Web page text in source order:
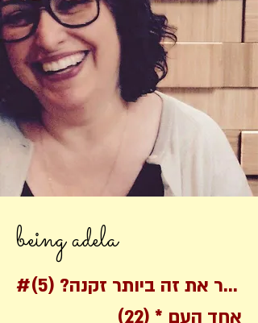
being adela
#אפשר את זה ביותר זקנה?
(5)
אחד העם * (22)